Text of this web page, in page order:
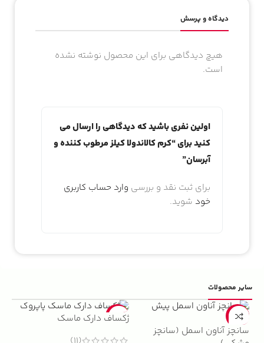
دیدگاه و پرسش
هیچ دیدگاهی برای این محصول نوشته نشده
است.
اولین نفری باشید که دیدگاهی را ارسال می
کنید برای “کرم کالاندولا کیلز مرطوب کننده و
آبرسان”
برای ثبت نقد و بررسی وارد حساب کاربری
خود شوید.
سایر محصولات
-13%
سانچز آناون اسمل (سانچز
-22%
ژکساف دارک ماسک